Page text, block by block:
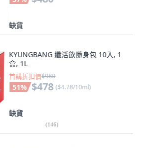
缺貨
KYUNGBANG 纖活飲隨身包 10入, 1
盒, 1L
首購折扣價$980
51% $478 ($4.78/10ml)
缺貨
(146)